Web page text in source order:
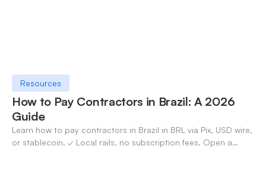
Resources
How to Pay Contractors in Brazil: A 2026
Guide
Learn how to pay contractors in Brazil in BRL via Pix, USD wire,
or stablecoin. ✓ Local rails, no subscription fees. Open a